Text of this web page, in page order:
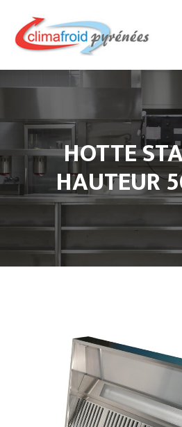
HOTTE
HAUTEUR